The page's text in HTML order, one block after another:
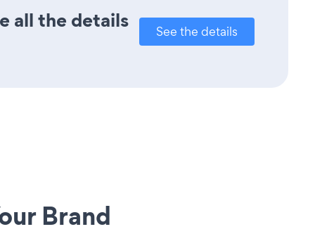
all the details
See the details
Brand